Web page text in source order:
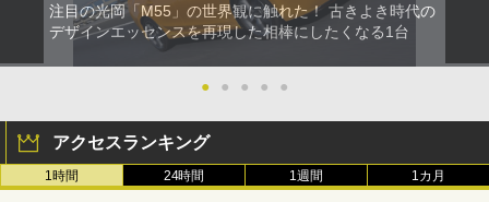
注目の光岡「M55」の世界観に触れた！ 古きよき時代の
デザインエッセンスを再現した相棒にしたくなる1台
● ● ● ● ●
アクセスランキング
1時間 24時間 1週間 1カ月